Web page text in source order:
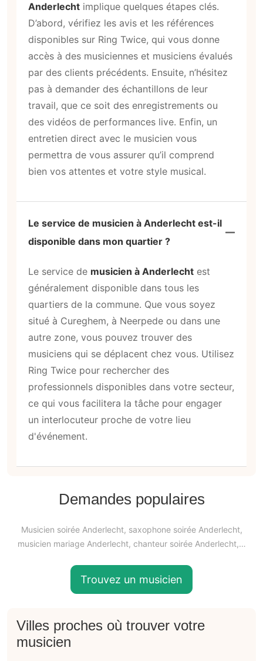
Anderlecht implique quelques étapes clés.
D’abord, vérifiez les avis et les références
disponibles sur Ring Twice, qui vous donne
accès à des musiciennes et musiciens évalués
par des clients précédents. Ensuite, n’hésitez
pas à demander des échantillons de leur
travail, que ce soit des enregistrements ou
des vidéos de performances live. Enfin, un
entretien direct avec le musicien vous
permettra de vous assurer qu’il comprend
bien vos attentes et votre style musical.
Le service de musicien à Anderlecht est-il
disponible dans mon quartier ?
Le service de musicien à Anderlecht est
généralement disponible dans tous les
quartiers de la commune. Que vous soyez
situé à Cureghem, à Neerpede ou dans une
autre zone, vous pouvez trouver des
musiciens qui se déplacent chez vous. Utilisez
Ring Twice pour rechercher des
professionnels disponibles dans votre secteur,
ce qui vous facilitera la tâche pour engager
un interlocuteur proche de votre lieu
d'événement.
Demandes populaires
Musicien soirée Anderlecht, saxophone soirée Anderlecht,
musicien mariage Anderlecht, chanteur soirée Anderlecht,…
Trouvez un musicien
Villes proches où trouver votre
musicien